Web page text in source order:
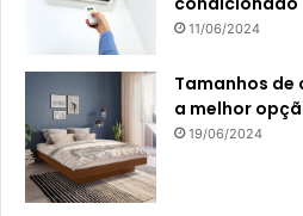
11/06/2024
Tamanhos de
a melhor
19/06/2024